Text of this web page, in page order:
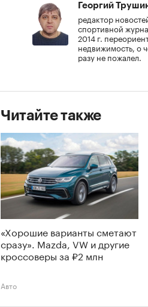
Георгий
редактор
спортивной
2014 г.
недвижимость, о
разу не пожалел.
Читайте также
«Хорошие варианты сметают
сразу». Mazda, VW и другие
кроссоверы за ₽2 млн
Авто